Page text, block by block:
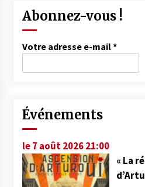
Abonnez-vous !
Votre adresse e-mail*
Événements
le 7 août 2026 21:00
« La